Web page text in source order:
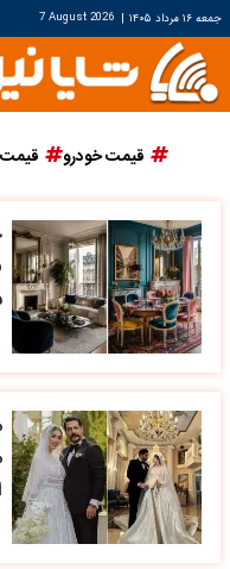
جمعه ۱۶ مرداد ۱۴۰۵ |
7 August 2026
قیمت خودرو